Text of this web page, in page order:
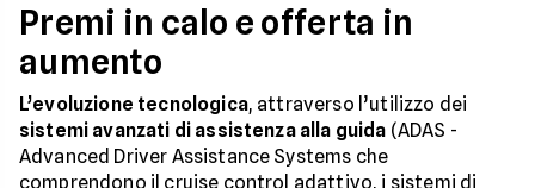
Premi in calo e offerta in
aumento
L’evoluzione tecnologica, attraverso l’utilizzo dei
sistemi avanzati di assistenza alla guida (ADAS -
Advanced Driver Assistance Systems che
comprendono il cruise control adattivo, i sistemi di